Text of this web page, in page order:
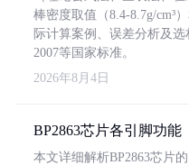
棒密度取值（8.4-8.7g/cm³
际计算案例、误差分析及
2007等国家标准。
2026年8月4日
BP2863芯片各引脚功能
本文详细解析BP2863芯片